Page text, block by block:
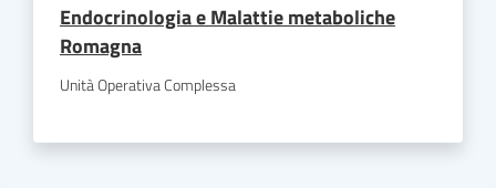
Endocrinologia e Malattie metaboliche
Romagna
Unità Operativa Complessa